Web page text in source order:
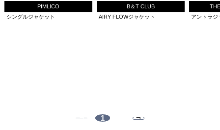
PIMLICO
シングルジャケット
B＆T CLUB
AIRY FLOWジャケット
アントラジ
1